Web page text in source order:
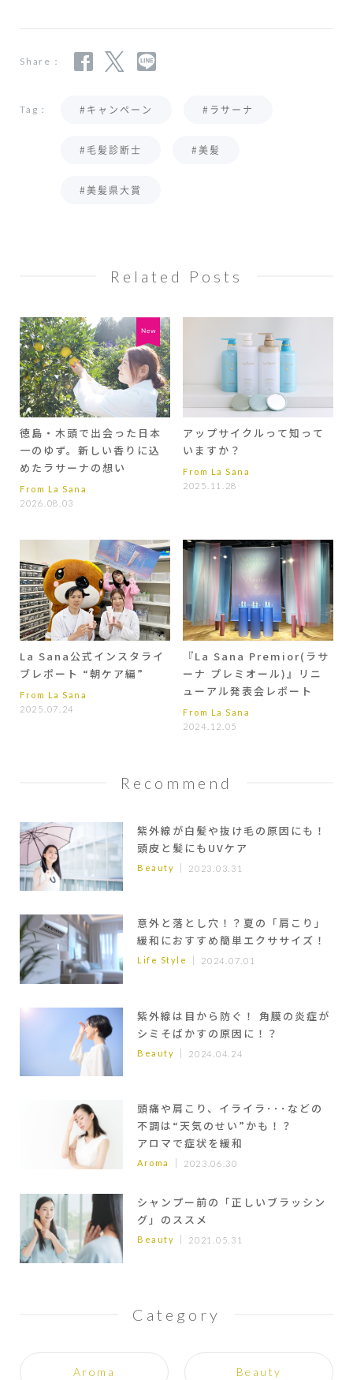
Share：
Tag： #キャンペーン #ラサーナ
#毛髪診断士 #美髪
#美髪県大賞
Recommend
紫外線が白髪や抜け毛の原因にも！
頭皮と髪にもUVケア
Beauty 2023.03.31
意外と落とし穴！？夏の「肩こり」
緩和におすすめ簡単エクササイズ！
Life Style 2024.07.01
紫外線は目から防ぐ！ 角膜の炎症が
シミそばかすの原因に！？
Beauty 2024.04.24
頭痛や肩こり、イライラ･･･などの
不調は“天気のせい”かも！？
アロマで症状を緩和
Aroma 2023.06.30
シャンプー前の「正しいブラッシン
グ」のススメ
Beauty 2021.05.31
Category
Aroma Beauty
Related Posts
徳島・木頭で出会った日本
一のゆず。新しい香りに込
めたラサーナの想い
From La Sana
2026.08.03
アップサイクルって知って
いますか？
From La Sana
2025.11.28
La Sana公式インスタライ
ブレポート “朝ケア編”
From La Sana
2025.07.24
『La Sana Premior(ラサ
ーナ プレミオール)』リニ
ューアル発表会レポート
From La Sana
2024.12.05